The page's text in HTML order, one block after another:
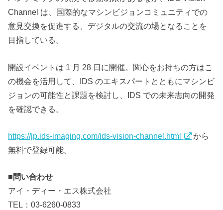
Channel は、国際的なマシンビジョンコミュニティでの
意見交換を促進する、デジタルの交流の場となることを
目指している。
開設イベントは 1 月 28 日に開催。関心をお持ちの方はこ
の機会を活用して、IDS のエキスパートとともにマシンビ
ジョンの可能性と課題を検討し、IDS での未来志向の開発
を確認できる。
https://jp.ids-imaging.com/ids-vision-channel.html
から
無料で登録可能。
■問い合わせ
アイ・ディー・エス株式会社
TEL：03-6260-0833